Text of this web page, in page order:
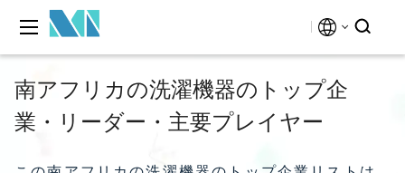
南アフリカの洗濯機器のトップ企
業・リーダー・主要プレイヤー